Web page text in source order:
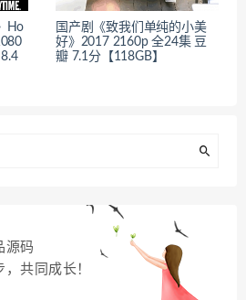
Ho
国产剧《致我们单纯的小美
好》2017 2160p 全24集 豆
瓣 7.1分【118GB】
源码
共同成长！